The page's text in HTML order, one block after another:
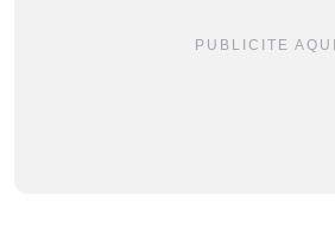
PUBLICITE AQUI